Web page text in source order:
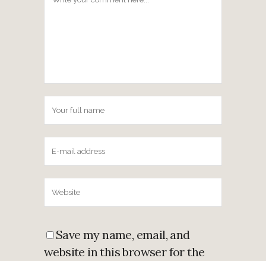
Save my name, email, and
website in this browser for the